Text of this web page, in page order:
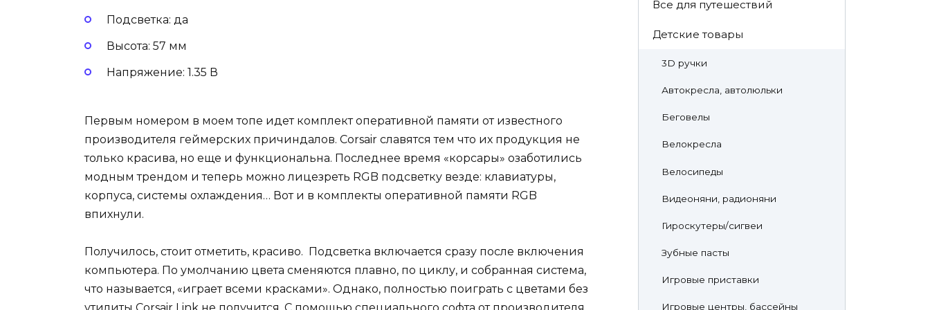
Подсветка: да
Высота: 57 мм
Напряжение: 1.35 В
Первым номером в моем топе идет комплект оперативной памяти от известного
производителя геймерских причиндалов. Corsair славятся тем что их продукция не
только красива, но еще и функциональна. Последнее время «корсары» озаботились
модным трендом и теперь можно лицезреть RGB подсветку везде: клавиатуры,
корпуса, системы охлаждения… Вот и в комплекты оперативной памяти RGB
впихнули.
Получилось, стоит отметить, красиво. Подсветка включается сразу после включения
компьютера. По умолчанию цвета сменяются плавно, по циклу, и собранная система,
что называется, «играет всеми красками». Однако, полностью поиграть с цветами без
Все для путешествий
Детские товары
3D ручки
Автокресла, автолюльки
Беговелы
Велокресла
Велосипеды
Видеоняни, радионяни
Гироскутеры/сигвеи
Зубные пасты
Игровые приставки
Игровые центры, бассейны